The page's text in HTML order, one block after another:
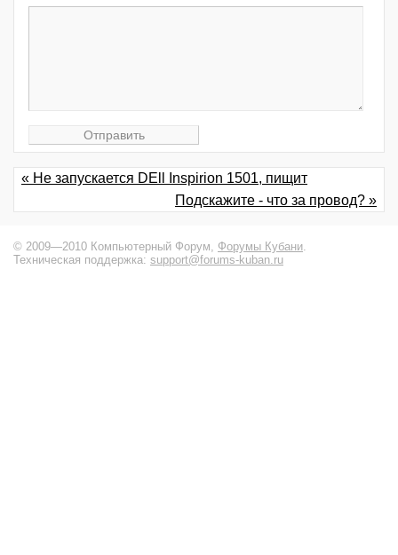
« Не запускается DEll Inspirion 1501, пищит
Подскажите - что за провод? »
© 2009—2010 Компьютерный Форум, Форумы Кубани.
Техническая поддержка: support@forums-kuban.ru